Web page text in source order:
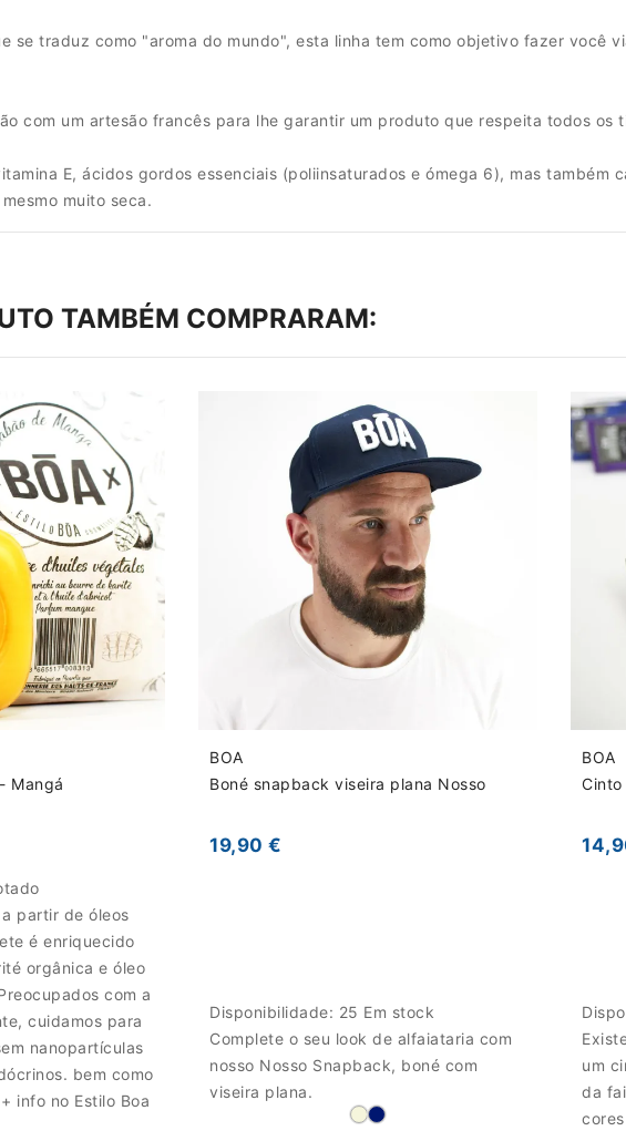
se traduz como "aroma do mundo", esta linha tem como objetivo fazer você
com um artesão francês para lhe garantir um produto que respeita todos os
E, ácidos gordos essenciais (poliinsaturados e ómega 6), mas também
muito seca.
TAMBÉM COMPRARAM:
Mangá
partir de óleos
é enriquecido
orgânica e óleo
com a
cuidamos para
nanopartículas
bem como
info no Estilo Boa
BOA
Boné snapback viseira plana Nosso
19,90 €
Disponibilidade: 25 Em stock
Complete o seu look de alfaiataria com
nosso Nosso Snapback, boné com
viseira plana.
BOA
um
da